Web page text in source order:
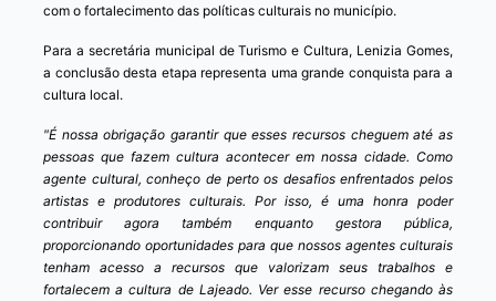
com o fortalecimento das políticas culturais no município.
Para a secretária municipal de Turismo e Cultura, Lenizia Gomes,
a conclusão desta etapa representa uma grande conquista para a
cultura local.
"É nossa obrigação garantir que esses recursos cheguem até as
pessoas que fazem cultura acontecer em nossa cidade. Como
agente cultural, conheço de perto os desafios enfrentados pelos
artistas e produtores culturais. Por isso, é uma honra poder
contribuir agora também enquanto gestora pública,
proporcionando oportunidades para que nossos agentes culturais
tenham acesso a recursos que valorizam seus trabalhos e
fortalecem a cultura de Lajeado. Ver esse recurso chegando às